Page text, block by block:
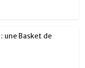
une Basket de